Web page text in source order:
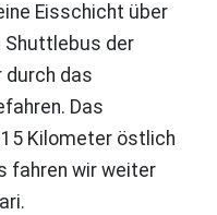
Eisschicht über
Shuttlebus der
durch das
Das
Kilometer östlich
fahren wir weiter